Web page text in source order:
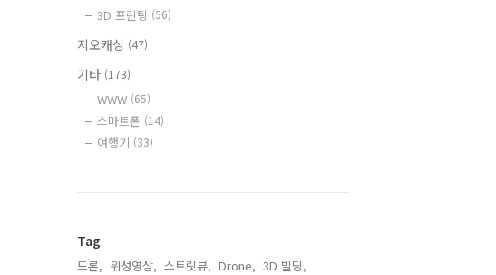
3D 프린팅 (56)
지오캐싱 (47)
기타 (173)
WWW (65)
스마트폰 (14)
여행기 (33)
Tag
드론, 위성영상, 스트릿뷰, Drone, 3D 빌딩,